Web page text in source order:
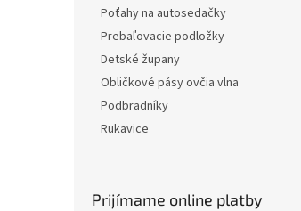
Poťahy na autosedačky
Prebaľovacie podložky
Detské župany
Obličkové pásy ovčia vlna
Podbradníky
Rukavice
Prijímame online platby